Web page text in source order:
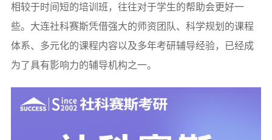
相较于时间短的培训班，往往对于学生的帮助会更好一
些。大连社科赛斯凭借强大的师资团队、科学规划的课程
体系、多元化的课程内容以及多年考研辅导经验，已经成
为了具有影响力的辅导机构之一。